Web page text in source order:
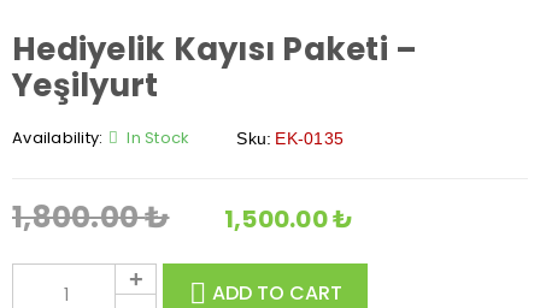
Hediyelik Kayısı Paketi –
Yeşilyurt
Availability: In Stock Sku: EK-0135
1,800.00₺ 1,500.00₺
ADD TO CART